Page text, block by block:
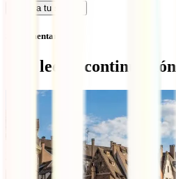
Calcula tu seguro
Sin comentarios
Qué leer a continuación